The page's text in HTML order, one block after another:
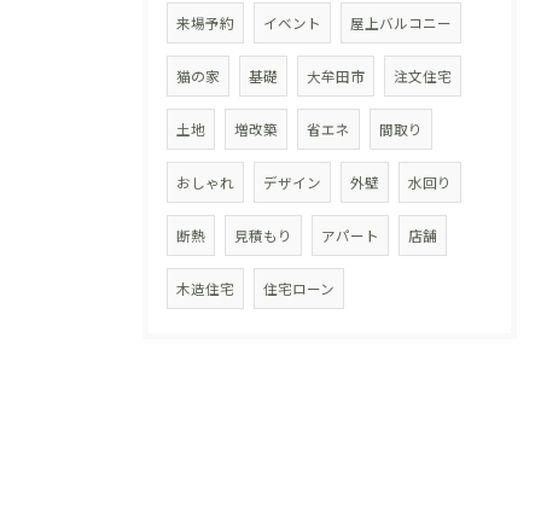
来場予約 イベント 屋上バルコニー
猫の家 基礎 大牟田市 注文住宅
土地 増改築 省エネ 間取り
おしゃれ デザイン 外壁 水回り
断熱 見積もり アパート 店舗
木造住宅 住宅ローン